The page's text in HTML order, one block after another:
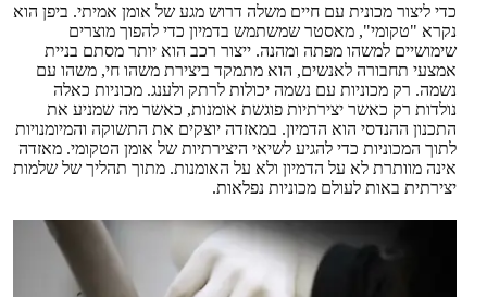
כדי ליצור מכונית עם חיים משלה דרוש מגע של אומן אמיתי. ביפן הוא
נקרא "טקומי", מאסטר שמשתמש בדמיון כדי להפוך מוצרים
שימושיים למשהו מפתה ומהנה. ייצור רכב הוא יותר מסתם בניית
אמצעי תחבורה לאנשים, הוא מתמקד ביצירת משהו חי, משהו עם
נשמה. רק מכוניות עם נשמה יכולות לרתק ולענג. מכוניות כאלה
נולדות רק כאשר יצירתיות פוגשת אומנות, כאשר מה שמניע את
התכנון ההנדסי הוא הדמיון. במאזדה יוצקים את התשוקה והמיומנויות
לתוך המכוניות כדי להגיע לשיאי היצירתיות של אומן הטקומי. מאזדה
אינה מוותרת לא על הדמיון ולא על האומנות. מתוך תהליך של שלמות
יצירתית באות לעולם מכוניות נפלאות.